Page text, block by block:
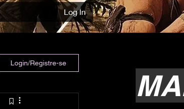
Log In
Login/Registre-se